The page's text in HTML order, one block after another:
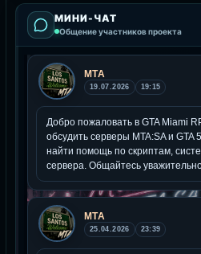
МИНИ-ЧАТ
Общение участников проекта